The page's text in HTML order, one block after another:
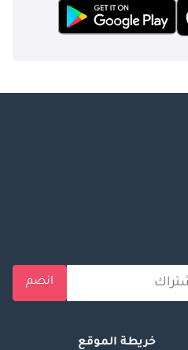
انضم
خريطة الموقع